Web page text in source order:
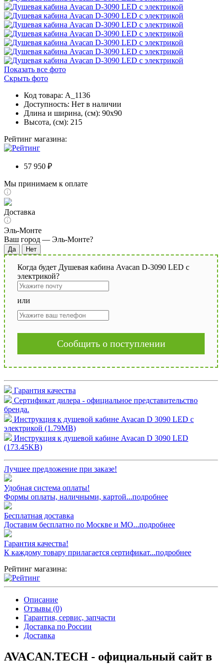
Показать все фото
Скрыть фото
Код товара: A_1136
Доступность: Нет в наличии
Длина и ширина, (см): 90x90
Высота, (см): 215
Рейтинг магазина:
57 950 ₽
Мы принимаем к оплате
Доставка
Эль-Монте
Ваш город — Эль-Монте?
Когда будет Душевая кабина Avacan D-3090 LED с
электрикой?
или
Сообщить о поступлении
Гарантия качества
Сертификат дилера - официальное представительство
бренда.
Инструкция к душевой кабине Avacan D 3090 LED с
электрикой (1.79MB)
Инструкция к душевой кабине Avacan D 3090 LED
(173.45KB)
Лучшее предложение при заказе!
Удобная система оплаты!
Формы оплаты, наличными, картой...подробнее
Бесплатная доставка
Доставим бесплатно по Москве и МО...подробнее
Гарантия качества!
К каждому товару прилагается сертификат...подробнее
Рейтинг магазина:
Описание
Отзывы (0)
Гарантия, сервис, запчасти
Доставка по России
Доставка
AVACAN.TECH - официальный сайт в